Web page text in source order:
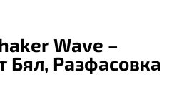
Wave –
Бял, Разфасовка